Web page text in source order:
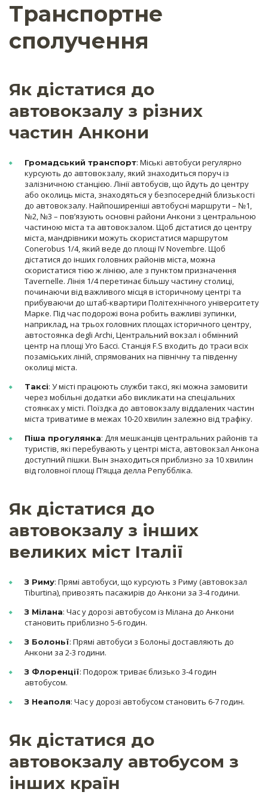
Транспортне
сполучення
Як дістатися до
автовокзалу з різних
частин Анкони
Громадський транспорт: Міські автобуси регулярно
курсують до автовокзалу, який знаходиться поруч із
залізничною станцією. Лінії автобусів, що йдуть до центру
або околиць міста, знаходяться у безпосередній близькості
до автовокзалу. Найпоширеніші автобусні маршрути – №1,
№2, №3 – пов’язують основні райони Анкони з центральною
частиною міста та автовокзалом. Щоб дістатися до центру
міста, мандрівники можуть скористатися маршрутом
Conerobus 1/4, який веде до площі IV Novembre. Щоб
дістатися до інших головних районів міста, можна
скористатися тією ж лінією, але з пунктом призначення
Tavernelle. Лінія 1/4 перетинає більшу частину столиці,
починаючи від важливого місця в історичному центрі та
прибуваючи до штаб-квартири Політехнічного університету
Марке. Під час подорожі вона робить важливі зупинки,
наприклад, на трьох головних площах історичного центру,
автостоянка degli Archi, Центральний вокзал і обмінний
центр на площі Уго Бассі. Станція F.S входить до траси всіх
позаміських ліній, спрямованих на північну та південну
околиці міста.
Таксі: У місті працюють служби таксі, які можна замовити
через мобільні додатки або викликати на спеціальних
стоянках у місті. Поїздка до автовокзалу віддалених частин
міста триватиме в межах 10-20 хвилин залежно від трафіку.
Піша прогулянка: Для мешканців центральних районів та
туристів, які перебувають у центрі міста, автовокзал Анкона
доступний пішки. Вын знаходиться приблизно за 10 хвилин
від головної площі П’яцца делла Репуббліка.
Як дістатися до
автовокзалу з інших
великих міст Італії
З Риму: Прямі автобуси, що курсують з Риму (автовокзал
Tiburtina), привозять пасажирів до Анкони за 3-4 години.
З Мілана: Час у дорозі автобусом із Мілана до Анкони
становить приблизно 5-6 годин.
З Болоньї: Прямі автобуси з Болоньї доставляють до
Анкони за 2-3 години.
З Флоренції: Подорож триває близько 3-4 годин
автобусом.
З Неаполя: Час у дорозі автобусом становить 6-7 годин.
Як дістатися до
автовокзалу автобусом з
інших країн